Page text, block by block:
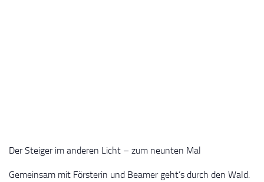
Der Steiger im anderen Licht – zum neunten Mal
Gemeinsam mit Försterin und Beamer geht’s durch den Wald.